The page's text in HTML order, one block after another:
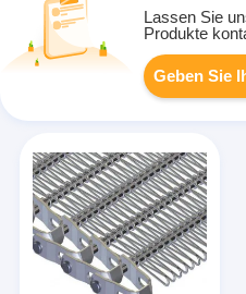
Lassen Sie
Produkte
Geben Sie